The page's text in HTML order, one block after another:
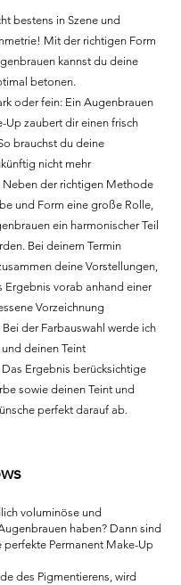
bestens in Szene und
Mit der richtigen Form
kannst du deine
betonen.
oder fein: Ein Augenbrauen
Up zaubert dir einen frisch
brauchst du deine
nicht mehr
Neben der richtigen Methode
und Form eine große Rolle,
ein harmonischer Teil
Bei deinem Termin
deine Vorstellungen,
Ergebnis vorab anhand einer
Vorzeichnung
der Farbauswahl werde ich
deinen Teint
Ergebnis berücksichtige
sowie deinen Teint und
perfekt darauf ab.
voluminöse und
haben? Dann sind
perfekte Permanent Make-Up
des Pigmentierens, wird